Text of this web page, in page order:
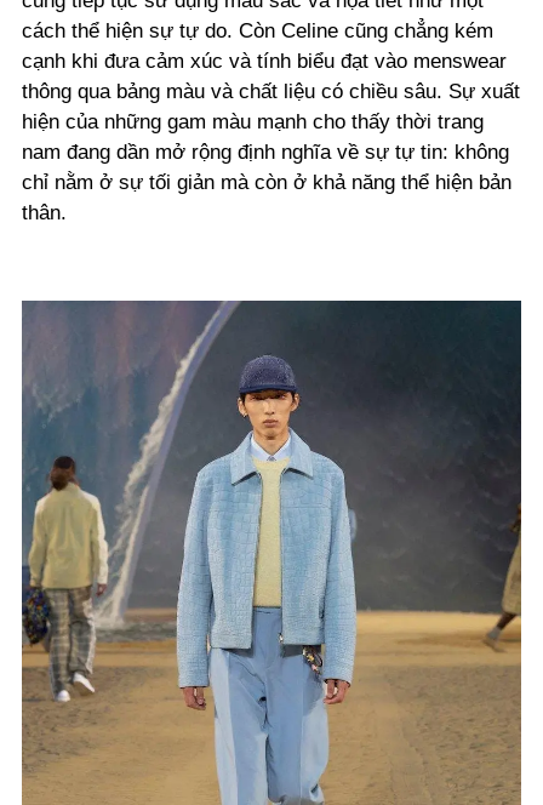
cách thể hiện sự tự do. Còn Celine cũng chẳng kém
cạnh khi đưa cảm xúc và tính biểu đạt vào menswear
thông qua bảng màu và chất liệu có chiều sâu. Sự xuất
hiện của những gam màu mạnh cho thấy thời trang
nam đang dần mở rộng định nghĩa về sự tự tin: không
chỉ nằm ở sự tối giản mà còn ở khả năng thể hiện bản
thân.